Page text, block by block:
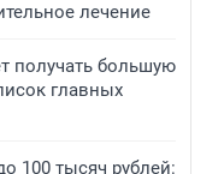
лечение
получать большую
главных
100 тысяч рублей: